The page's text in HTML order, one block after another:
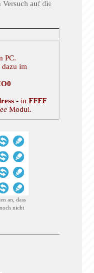
auf die
PC.
dazu im
- in FFFF
Modul.
an, dass
nicht